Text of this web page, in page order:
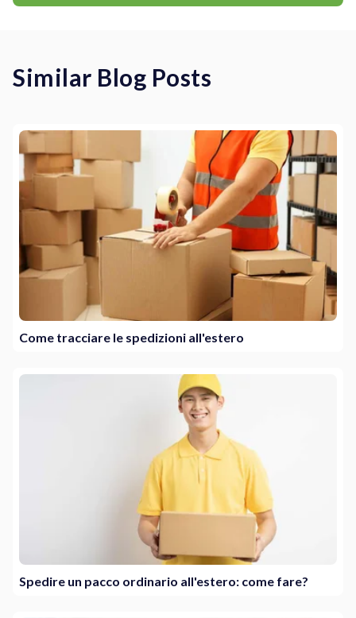
Similar Blog Posts
Come tracciare le spedizioni all'estero
Spedire un pacco ordinario all'estero: come fare?